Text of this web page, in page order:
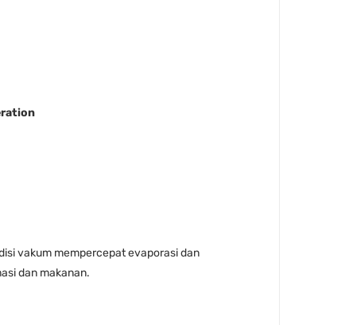
vakum mempercepat evaporasi dan
dan makanan.